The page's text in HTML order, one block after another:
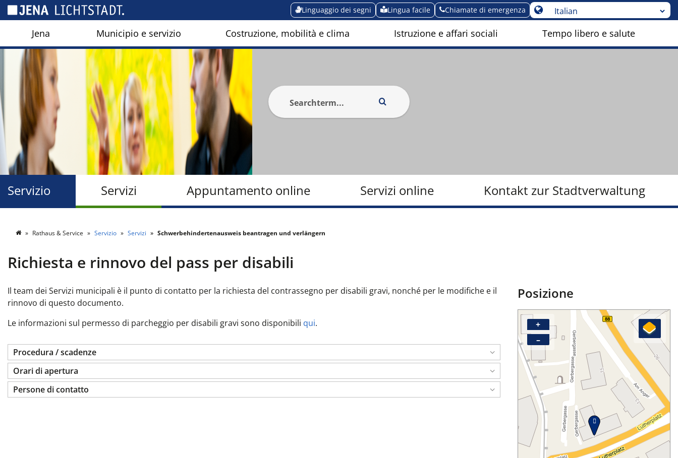
Linguaggio dei segni Lingua facile Chiamate di emergenza
Jena Municipio e servizio Costruzione, mobilità e clima Istruzione e affari sociali Tempo libero e salute
Servizi Appuntamento online Servizi online Kontakt zur Stadtverwaltung
Servizio
Rathaus & Service Servizio Servizi Schwerbehindertenausweis beantragen und verlängern
Richiesta e rinnovo del pass per disabili
Il team dei Servizi municipali è il punto di contatto per la richiesta del contrassegno per disabili gravi, nonché per le modifiche e il
rinnovo di questo documento.
Le informazioni sul permesso di parcheggio per disabili gravi sono disponibili qui.
Procedura / scadenze
Orari di apertura
Persone di contatto
Posizione
+
–
Pannello di gestione dei cookies